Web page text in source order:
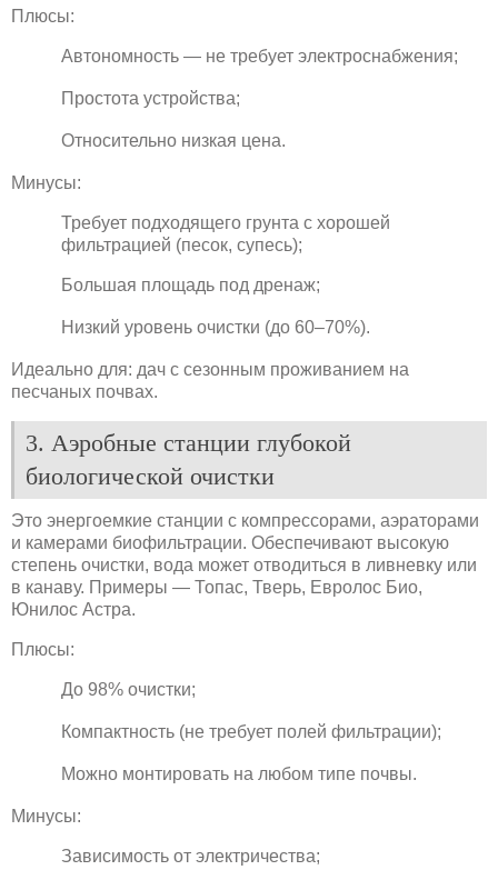
Плюсы:
Автономность — не требует электроснабжения;
Простота устройства;
Относительно низкая цена.
Минусы:
Требует подходящего грунта с хорошей
фильтрацией (песок, супесь);
Большая площадь под дренаж;
Низкий уровень очистки (до 60–70%).
Идеально для: дач с сезонным проживанием на
песчаных почвах.
3. Аэробные станции глубокой
биологической очистки
Это энергоемкие станции с компрессорами, аэраторами
и камерами биофильтрации. Обеспечивают высокую
степень очистки, вода может отводиться в ливневку или
в канаву. Примеры — Топас, Тверь, Евролос Био,
Юнилос Астра.
Плюсы:
До 98% очистки;
Компактность (не требует полей фильтрации);
Можно монтировать на любом типе почвы.
Минусы:
Зависимость от электричества;